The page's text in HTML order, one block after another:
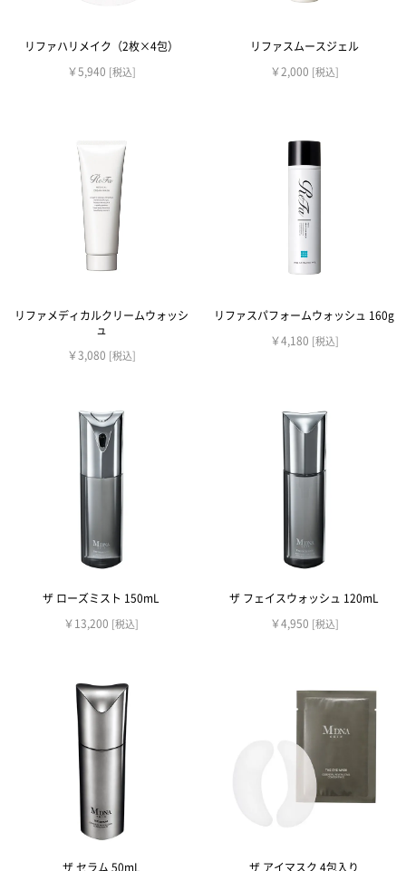
リファハリメイク（2枚×4包）
￥5,940 [税込]
リファスムースジェル
￥2,000 [税込]
リファメディカルクリームウォッシ
ュ
￥3,080 [税込]
リファスパフォームウォッシュ 160g
￥4,180 [税込]
ザ ローズミスト 150mL
￥13,200 [税込]
ザ フェイスウォッシュ 120mL
￥4,950 [税込]
ザ セラム 50mL ザ アイマスク 4包入り